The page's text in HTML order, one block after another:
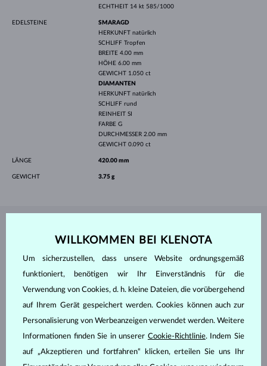
ECHTHEIT 14 kt 585/1000
EDELSTEINE
SMARAGD
HERKUNFT natürlich
SCHLIFF Tropfen
BREITE 4.00 mm
HÖHE 6.00 mm
GEWICHT 1.050 ct
DIAMANTEN
HERKUNFT natürlich
SCHLIFF rund
REINHEIT SI
FARBE G
DURCHMESSER 2.00 mm
GEWICHT 0.090 ct
LÄNGE 420.00 mm
GEWICHT 3.75 g
WILLKOMMEN BEI KLENOTA
Um sicherzustellen, dass unsere Website ordnungsgemäß
funktioniert, benötigen wir Ihr Einverständnis für die
Verwendung von Cookies, d. h. kleine Dateien, die vorübergehend
auf Ihrem Gerät gespeichert werden. Cookies können auch zur
Personalisierung von Werbeanzeigen verwendet werden. Weitere
Informationen finden Sie in unserer Cookie-Richtlinie. Indem Sie
auf „Akzeptieren und fortfahren“ klicken, erteilen Sie uns Ihr